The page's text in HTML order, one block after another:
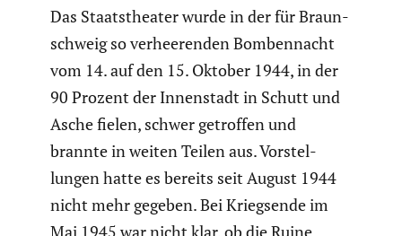
Das Staats­theater wurde in der für Braun­
schweig so verhee­renden Bomben­nacht
vom 14. auf den 15. Oktober 1944, in der
90 Prozent der Innen­stadt in Schutt und
Asche fielen, schwer getroffen und
brannte in weiten Teilen aus. Vorstel­
lungen hatte es bereits seit August 1944
nicht mehr gegeben. Bei Kriegs­ende im
Mai 1945 war nicht klar, ob die Ruine